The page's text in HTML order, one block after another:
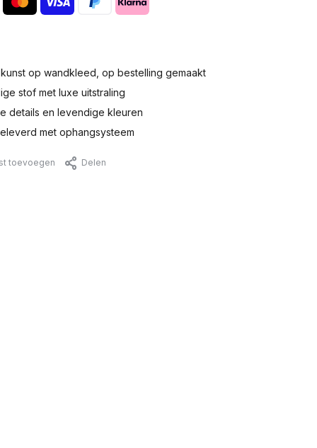
op wandkleed, op bestelling gemaakt
stof met luxe uitstraling
details en levendige kleuren
met ophangsysteem
toevoegen Delen